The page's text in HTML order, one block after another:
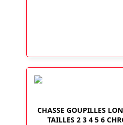
CHASSE GOUPILLES
TAILLES 2 3 4 5 6